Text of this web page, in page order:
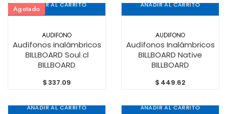
AgotadoAÑADIR AL CARRITO
AUDIFONO
Audífonos inalámbricos
BILLBOARD Soul cl
BILLBOARD
$337.09
AÑADIR AL CARRITO
AUDIFONO
Audífonos Inalámbricos
BILLBOARD Native
BILLBOARD
$ 449.62
AÑADIR AL CARRITO AÑADIR AL CARRITO